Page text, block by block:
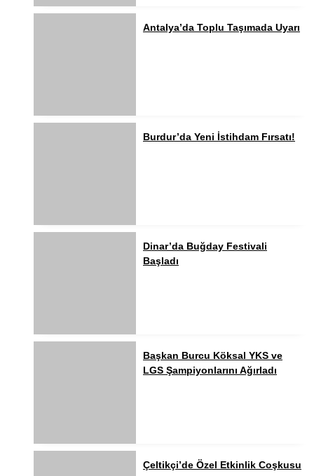
Antalya’da Toplu Taşımada Uyarı
Burdur’da Yeni İstihdam Fırsatı!
Dinar’da Buğday Festivali
Başladı
Başkan Burcu Köksal YKS ve
LGS Şampiyonlarını Ağırladı
Çeltikçi’de Özel Etkinlik Coşkusu